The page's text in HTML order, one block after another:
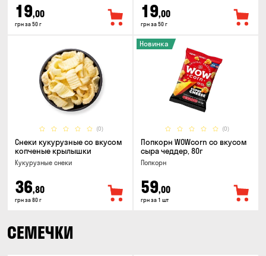
19,00
грн за 50 г
19,00
грн за 50 г
(0)
Снеки кукурузные со вкусом
копченые крылышки
Кукурузные снеки
36,80
грн за 80 г
(0)
Новинка
Попкорн WOWcorn со вкусом
сыра чеддер, 80г
Попкорн
59,00
грн за 1 шт
СЕМЕЧКИ